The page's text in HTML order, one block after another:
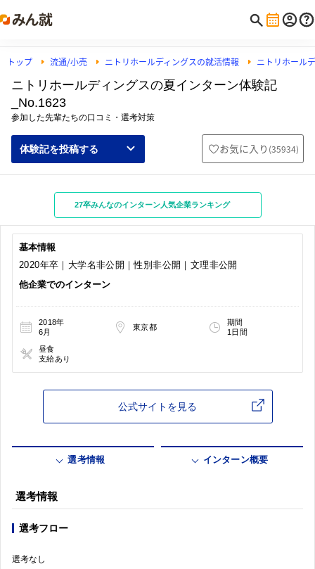
トップ 流通/小売 ニトリホールディングスの就活情報 ニトリホール
ニトリホールディングスの夏インターン体験記
_No.1623
参加した先輩たちの口コミ・選考対策
体験記を投稿する お気に入り (35934)
27卒みんなのインターン人気企業ランキング
基本情報
2020年卒｜大学名非公開｜性別非公開｜文理非公開
他企業でのインターン
2018年
6月
東京都
期間
1日間
昼食
支給あり
公式サイトを見る
選考情報 インターン概要
選考情報
選考フロー
選考なし